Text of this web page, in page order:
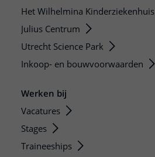
Het Wilhelmina Kinderziekenhuis
Julius Centrum
Utrecht Science Park
Inkoop- en bouwvoorwaarden
Werken bij
Vacatures
Stages
Traineeships